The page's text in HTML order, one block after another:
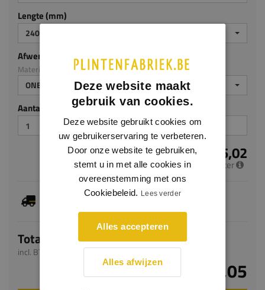
Lengte (mm)
2400
Afwerking
Materiaal: Grenen
ONBEHANDELD
Aantal stuks
€ 5,02
per meter
Je hebt gekozen voor maatwerk, de verwachte
Totaal
incl. BTW
€ 12,05
Deze website maakt
gebruik van cookies.
Deze website gebruikt cookies om
uw gebruikerservaring te verbeteren.
Door onze website te gebruiken,
stemt u in met alle cookies in
overeenstemming met ons
Cookiebeleid. Lees verder
Alles accepteren
Alles afwijzen